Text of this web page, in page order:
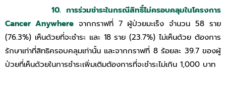
10. การร่วมชำระในกรณีสิทธิ์ไม่ครอบคลุมในโครงการ
Cancer Anywhereจากกราฟที่ 7 ผู้ป่วยมะเร็ง จํานวน 58 ราย
(76.3%) เห็นด้วยที่จะชําระ และ 18 ราย (23.7%) ไม่เห็นด้วย ต้องการ
รักษาเท่าที่สิทธิครอบคลุมเท่านั้น และจากกราฟที่ 8 ร้อยละ 39.7 ของผู้
ป่วยที่เห็นด้วยในการชําระเพิ่มเติมต้องการที่จะชําระไม่เกิน 1,000 บาท